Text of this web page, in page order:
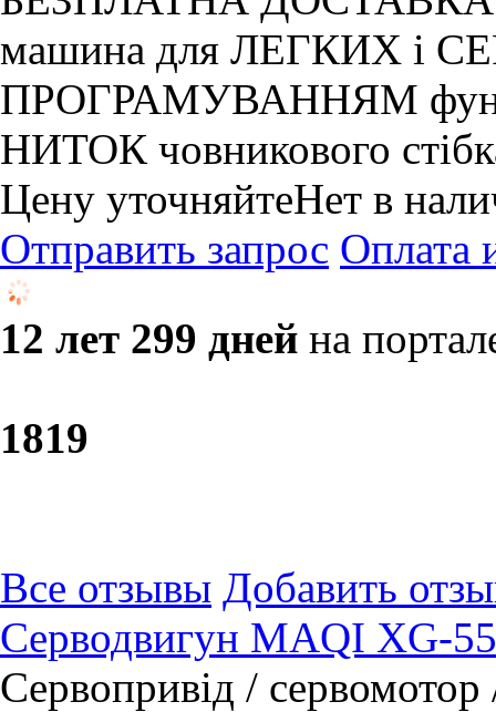
машина для ЛЕГКИХ і
ПРОГРАМУВАННЯМ
НИТОК човникового
Цену уточняйтеНет в
Отправить запрос Оплата
12 лет 299 дней на
1819
Все отзывы Добавить
Серводвигун MAQI XG-
Сервопривід /